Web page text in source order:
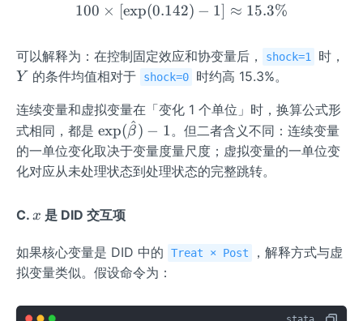
100 × [exp(0.142) − 1] ≈ 15.3%
可以解释为：在控制固定效应和协变量后， shock=1 时，
Y 的条件均值相对于 shock=0 时约高 15.3%。
连续变量和虚拟变量在「变化 1 个单位」时，换算公式形
式相同，都是 \ex
p
(\h
et
-1
exp(β
^) − 1 。但二者含义不同：连续变量
的一单位变化取决于变量度量尺度；虚拟变量的一单位变
化对应从未处理状态到处理状态的完整跳转。
C. x
x 是 DID 交互项
如果核心变量是 DID 中的 Treat × Post
，解释方式与虚
拟变量类似。假设命令为：